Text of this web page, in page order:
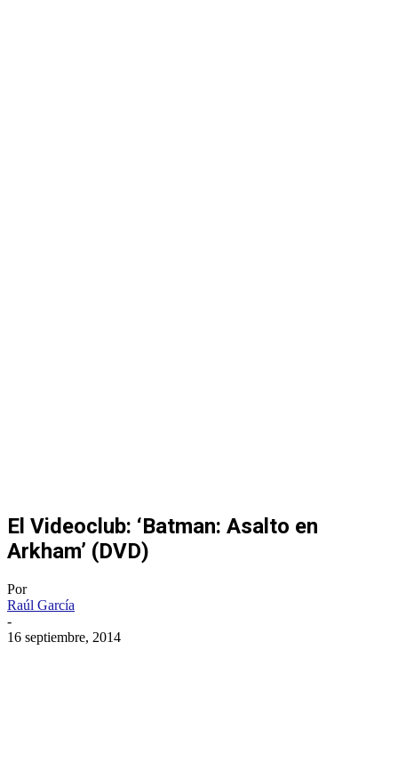
El Videoclub: ‘Batman: Asalto en
Arkham’ (DVD)
Por
Raúl García
-
16 septiembre, 2014